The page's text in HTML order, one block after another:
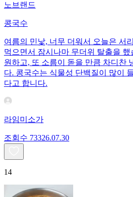
노브랜드
콩국수
여름의 민낯, 너무 더워서 오늘은 서
먹으면서 잠시나마 무더위 탈출을 했
원하고, 또 소름이 돋을 만큼 차디찬
다. 콩국수는 식물성 단백질이 많이
다고 합니다.
라임미소가
조회수 73326.07.30
14